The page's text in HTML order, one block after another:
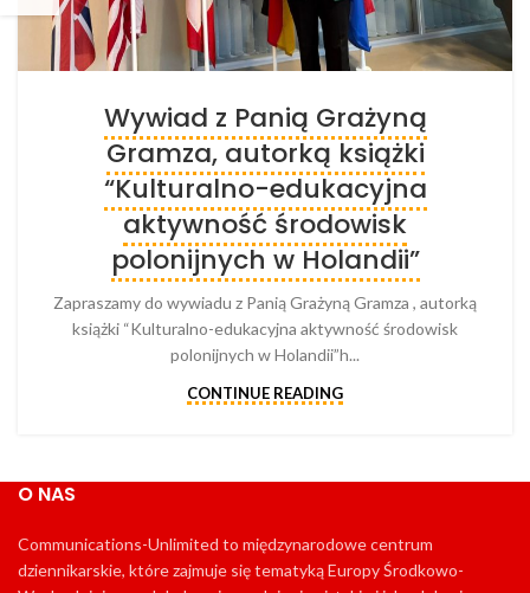
Wywiad z Panią Grażyną
Gramza, autorką książki
“Kulturalno-edukacyjna
aktywność środowisk
polonijnych w Holandii”
Zapraszamy do wywiadu z Panią Grażyną Gramza , autorką
książki “Kulturalno-edukacyjna aktywność środowisk
polonijnych w Holandii”h...
CONTINUE READING
O NAS
Communications-Unlimited to międzynarodowe centrum
dziennikarskie, które zajmuje się tematyką Europy Środkowo-